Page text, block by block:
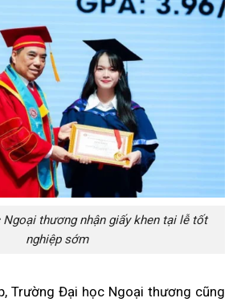
thương nhận giấy khen tại lễ tốt
nghiệp sớm
Trường Đại học Ngoại thương cũng